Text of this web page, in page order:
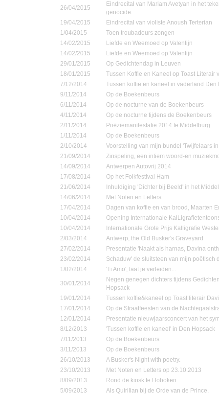
26/04/2015
Eindrecital van Mariam Avetyan in het
genocide.
19/04/2015
Eindrecital van violiste Anoush Terterian
1/04/2015
Toen troubadours zongen
14/02/2015
Liefde en Weemoed op Valentijn
14/02/2015
Liefde en Weemoed op Valentijn
29/01/2015
Op Gedichtendag in Leuven
18/01/2015
Tussen Koffie en Kaneel op Toast Literair
7/12/2014
Tussen koffie en kaneel in vaderland Den
9/11/2014
Op de Boekenbeurs
6/11/2014
Op de nocturne van de Boekenbeurs
4/11/2014
Op de nocturne tijdens de Boekenbeurs
2/11/2014
Poëziemanifestatie 2014 te Middelburg
1/11/2014
Op de Boekenbeurs
2/10/2014
Voorstelling van mijn bundel 'Twijfelaars
21/09/2014
Zinspeling, een intiem woord-en
14/09/2014
Antwerpen Autovrij 2014
17/08/2014
Op het Folkfestival Ham
21/06/2014
Inhuldiging 'Dichter bij Beeld' in het
14/06/2014
Met Noten en Letters
17/04/2014
Dagen van koffie en van brood, Maarten
10/04/2014
Opening Internationale
10/04/2014
Internationale Grote Prijs Kalligrafie
2/03/2014
Antwerp, the Old Busker's Graveyard
27/02/2014
Presentatie 'Naakt als harnas, Davina
23/02/2014
Schaduw' de sluitsteen van mijn poëtisch
1/02/2014
'Ti Amo', laat je verleiden...
30/01/2014
Negen genegen dichters tijdens
Hopsack
19/01/2014
Tussen koffie&kaneel op Toast literair
17/01/2014
Op de Straatfeesten van de
12/01/2014
Presentatie nieuwjaarsconcert van het
8/12/2013
'Tussen koffie en kaneel' in Den Hopsack
7/11/2013
Op de Boekenbeurs
3/11/2013
Op de Boekenbeurs
26/10/2013
A Busker's Night with poetry.
23/10/2013
Met Noten en Letters op 23.10.2013
8/09/2013
Rond de kiosk te Hoboken.
5/09/2013
Als Quirilian bij de Orde van de Prince.